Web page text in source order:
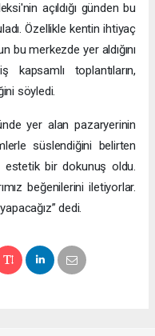
açıldığı günden bu
Özellikle kentin ihtiyaç
bu merkezde yer aldığını
kapsamlı toplantıların,
söyledi.
yer alan pazaryerinin
süslendiğini belirten
estetik bir dokunuş oldu.
beğenilerini iletiyorlar.
dedi.